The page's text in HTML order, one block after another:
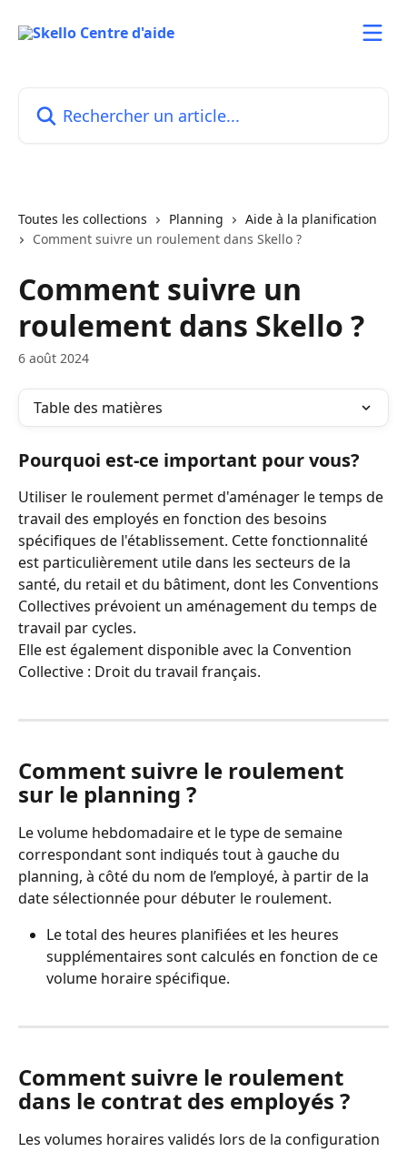
Toutes les collections Planning
Aide à la planification
Comment suivre un roulement dans Skello ?
Comment suivre un
roulement dans Skello ?
6 août 2024
Table des matières
Pourquoi est-ce important pour vous?
Utiliser le roulement permet d'aménager le temps de
travail des employés en fonction des besoins
spécifiques de l'établissement. Cette fonctionnalité
est particulièrement utile dans les secteurs de la
santé, du retail et du bâtiment, dont les Conventions
Collectives prévoient un aménagement du temps de
travail par cycles.
Elle est également disponible avec la Convention
Collective : Droit du travail français.
Comment suivre le roulement
sur le planning ?
Le volume hebdomadaire et le type de semaine
correspondant sont indiqués tout à gauche du
planning, à côté du nom de l’employé, à partir de la
date sélectionnée pour débuter le roulement.
Le total des heures planifiées et les heures
supplémentaires sont calculés en fonction de ce
volume horaire spécifique.
Comment suivre le roulement
dans le contrat des employés ?
Les volumes horaires validés lors de la configuration